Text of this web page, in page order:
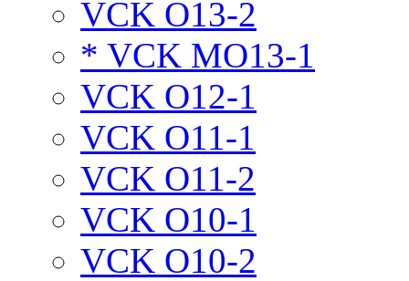
VCK O13-2
* VCK MO13-1
VCK O12-1
VCK O11-1
VCK O11-2
VCK O10-1
VCK O10-2